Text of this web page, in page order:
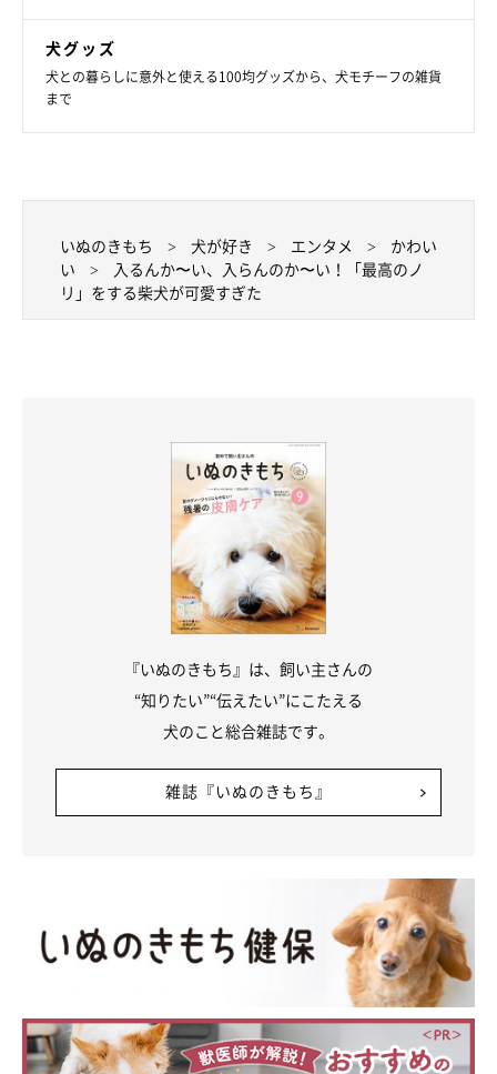
犬グッズ
犬との暮らしに意外と使える100均グッズから、犬モチーフの雑貨
まで
いぬのきもち 犬が好き エンタメ
かわい
い
入るんか〜い、入らんのか〜い！「最高のノ
リ」をする柴犬が可愛すぎた
『いぬのきもち』は、飼い主さんの
“知りたい”“伝えたい”にこたえる
犬のこと総合雑誌です。
雑誌『いぬのきもち』